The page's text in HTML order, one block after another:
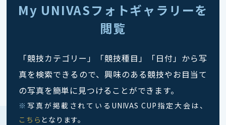
My UNIVASフォトギャラリーを
閲覧
「競技カテゴリー」「競技種目」「日付」から写
真を検索できるので、興味のある競技やお目当て
の写真を簡単に見つけることができます。
※ 写真が掲載されているUNIVAS CUP指定大会は、
こちら となります。